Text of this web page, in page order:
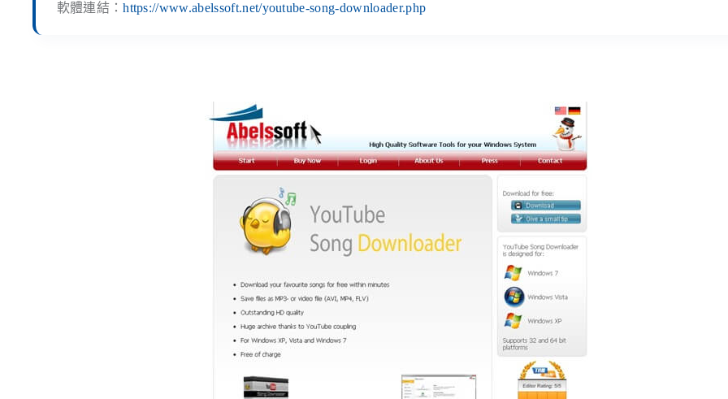
軟體連結：https://www.abelssoft.net/youtube-song-downloader.php